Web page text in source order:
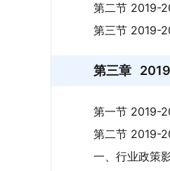
第二节 2019-
第三节 2019-
第三章
第一节 2019-
第二节 2019-
一、行业政策